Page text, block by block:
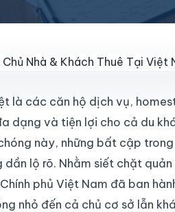
là các căn hộ dịch vụ,
dạng và tiện lợi cho cả du
này, những bất cập trong
lộ rõ. Nhằm siết chặt quản
phủ Việt Nam đã ban
nhỏ đến cả chủ cơ sở lẫn